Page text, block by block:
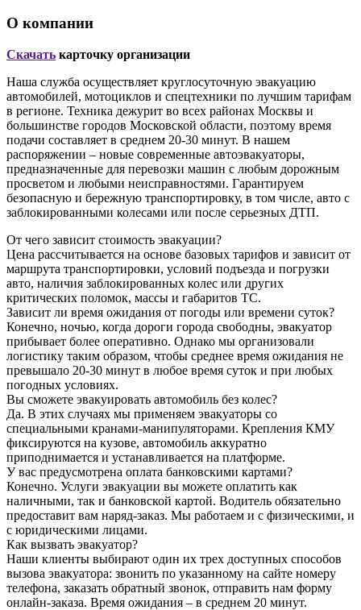
О компании
Скачать карточку организации
Наша служба осуществляет круглосуточную эвакуацию
автомобилей, мотоциклов и спецтехники по лучшим тарифам
в регионе. Техника дежурит во всех районах Москвы и
большинстве городов Московской области, поэтому время
подачи составляет в среднем 20-30 минут. В нашем
распоряжении – новые современные автоэвакуаторы,
предназначенные для перевозки машин с любым дорожным
просветом и любыми неисправностями. Гарантируем
безопасную и бережную транспортировку, в том числе, авто с
заблокированными колесами или после серьезных ДТП.
От чего зависит стоимость эвакуации?
Цена рассчитывается на основе базовых тарифов и зависит от
маршрута транспортировки, условий подъезда и погрузки
авто, наличия заблокированных колес или других
критических поломок, массы и габаритов ТС.
Зависит ли время ожидания от погоды или времени суток?
Конечно, ночью, когда дороги города свободны, эвакуатор
прибывает более оперативно. Однако мы организовали
логистику таким образом, чтобы среднее время ожидания не
превышало 20-30 минут в любое время суток и при любых
погодных условиях.
Вы сможете эвакуировать автомобиль без колес?
Да. В этих случаях мы применяем эвакуаторы со
специальными кранами-манипуляторами. Крепления КМУ
фиксируются на кузове, автомобиль аккуратно
приподнимается и устанавливается на платформе.
У вас предусмотрена оплата банковскими картами?
Конечно. Услуги эвакуации вы можете оплатить как
наличными, так и банковской картой. Водитель обязательно
предоставит вам наряд-заказ. Мы работаем и с физическими, и
с юридическими лицами.
Как вызвать эвакуатор?
Наши клиенты выбирают один их трех доступных способов
вызова эвакуатора: звонить по указанному на сайте номеру
телефона, заказать обратный звонок, отправить нам форму
онлайн-заказа. Время ожидания – в среднем 20 минут.